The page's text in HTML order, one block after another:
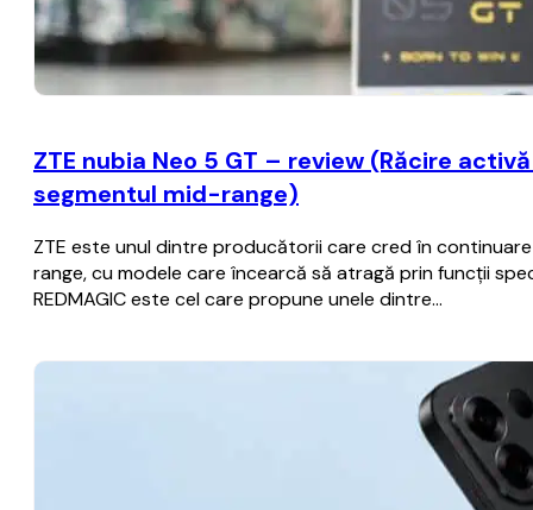
ZTE nubia Neo 5 GT – review (Răcire
segmentul mid-range)
ZTE este unul dintre producătorii care cred în
range, cu modele care încearcă să atragă prin funcții
REDMAGIC este cel care propune unele dintre…